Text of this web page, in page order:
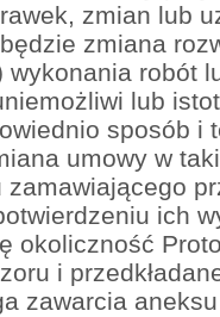
zmian lub
zmiana
wykonania robót
lub
sposób i
umowy w
zamawiającego
ich
okoliczność
i
zawarcia